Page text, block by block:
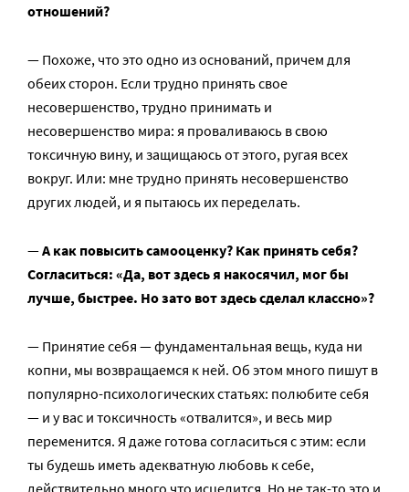
отношений?
— Похоже, что это одно из оснований, причем для
обеих сторон. Если трудно принять свое
несовершенство, трудно принимать и
несовершенство мира: я проваливаюсь в свою
токсичную вину, и защищаюсь от этого, ругая всех
вокруг. Или: мне трудно принять несовершенство
других людей, и я пытаюсь их переделать.
—А как повысить самооценку? Как принять себя?
Согласиться: «Да, вот здесь я накосячил, мог бы
лучше, быстрее. Но зато вот здесь сделал классно»?
— Принятие себя — фундаментальная вещь, куда ни
копни, мы возвращаемся к ней. Об этом много пишут в
популярно-психологических статьях: полюбите себя
— и у вас и токсичность «отвалится», и весь мир
переменится. Я даже готова согласиться с этим: если
ты будешь иметь адекватную любовь к себе,